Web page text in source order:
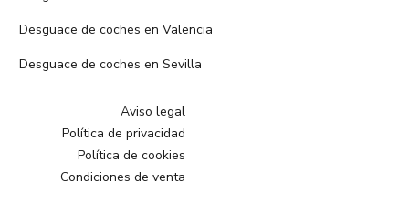
Desguace de coches en Valencia
Desguace de coches en Sevilla
Aviso legal
Política de privacidad
Política de cookies
Condiciones de venta